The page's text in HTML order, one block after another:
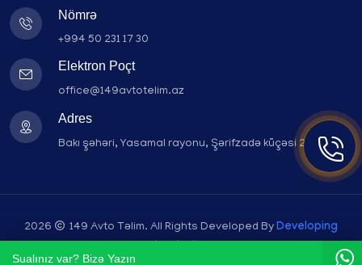
Sualınız var? Bizə Yazın
Nömrə
+994 50 231 17 30
Elektron Poçt
office@149avtotelim.az
Adres
Bakı şəhəri, Yasamal rayonu, Şərifzadə küçəsi 241 e
2026 149 Avto Təlim. All Rights Developed By Developing